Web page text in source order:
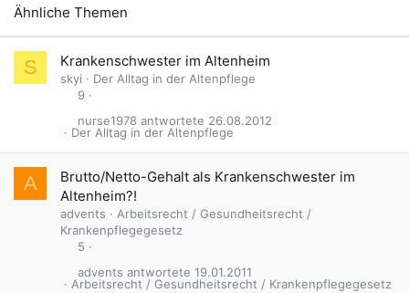
Ähnliche Themen
S Krankenschwester im Altenheim
skyi
Der Alltag in der Altenpflege
9
Der Alltag in der Altenpflege
26.08.2012
nurse1978
A
Brutto/Netto-Gehalt als Krankenschwester im
Altenheim?!
advents
Arbeitsrecht / Gesundheitsrecht /
Krankenpflegegesetz
5
Arbeitsrecht / Gesundheitsrecht / Krankenpflegegesetz
19.01.2011
advents